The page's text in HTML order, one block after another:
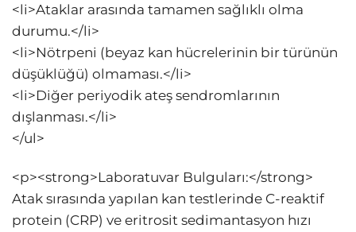
<li>Ataklar arasında tamamen sağlıklı olma
durumu.</li>
<li>Nötrpeni (beyaz kan hücrelerinin bir türünün
düşüklüğü) olmaması.</li>
<li>Diğer periyodik ateş sendromlarının
dışlanması.</li>
</ul>
<p><strong>Laboratuvar Bulguları:</strong>
Atak sırasında yapılan kan testlerinde C-reaktif
protein (CRP) ve eritrosit sedimantasyon hızı